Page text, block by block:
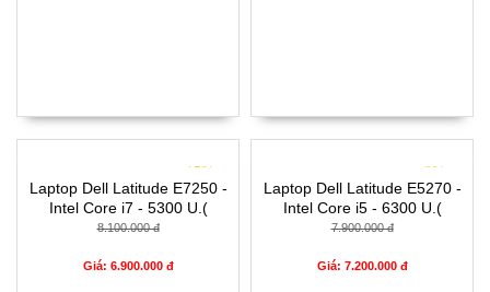
- 15%
Laptop Dell Latitude E7250 -
Intel Core i7 - 5300 U.(
TH5)- 4G- SSD128G- 12.5'
8.100.000 đ
Giá: 6.900.000 đ
- 9%
Laptop Dell Latitude E5270 -
Intel Core i5 - 6300 U.(
TH6)- 4G- SSD128G- 12.5'
7.900.000 đ
Giá: 7.200.000 đ